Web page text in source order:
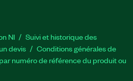
NI
Suivi et historique des
devis
Conditions générales de
numéro de référence du produit ou